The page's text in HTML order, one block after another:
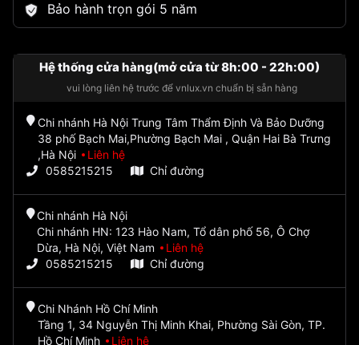
Bảo hành trọn gói 5 năm
Hệ thống cửa hàng(mở cửa từ 8h:00 - 22h:00)
vui lòng liên hệ trước để vnlux.vn chuẩn bị sẵn hàng
Chi nhánh Hà Nội Trung Tâm Thẩm Định Và Bảo Dưỡng
38 phố Bạch Mai,Phường Bạch Mai , Quận Hai Bà Trưng
,Hà Nội
Liên hệ
0585215215
Chỉ đường
Chi nhánh Hà Nội
Chi nhánh HN: 123 Hào Nam, Tổ dân phố 56, Ô Chợ
Dừa, Hà Nội, Việt Nam
Liên hệ
0585215215
Chỉ đường
Chi Nhánh Hồ Chí Minh
Tầng 1, 34 Nguyễn Thị Minh Khai, Phường Sài Gòn, TP.
Hồ Chí Minh
Liên hệ